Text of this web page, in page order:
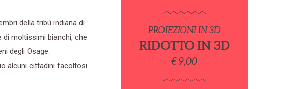
della tribù indiana di
moltissimi bianchi, che
degli Osage.
alcuni cittadini facoltosi
PROIEZIONI IN 3D
RIDOTTO IN 3D
€ 9,00